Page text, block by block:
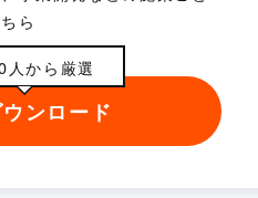
ら
人から厳選
ンロード